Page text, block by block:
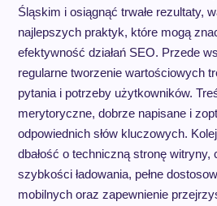
Śląskim i osiągnąć trwałe rezultaty,
najlepszych praktyk, które mogą
efektywność działań SEO. Przede
regularne tworzenie wartościowych
pytania i potrzeby użytkowników.
merytoryczne, dobrze napisane i
odpowiednich słów kluczowych.
dbałość o techniczną stronę witryny,
szybkości ładowania, pełne
mobilnych oraz zapewnienie